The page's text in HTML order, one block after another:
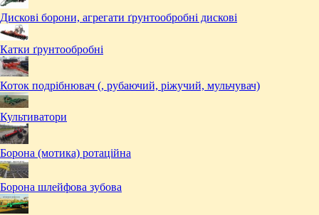
Дискові борони, агрегати ґрунтообробні дискові
Катки ґрунтообробні
Коток подрібнювач (, рубаючий, ріжучий, мульчувач)
Культиватори
Борона (мотика) ротаційна
Борона шлейфова зубова